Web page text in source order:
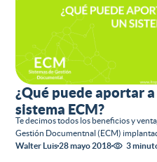
¿Qué puede aportar
sistema ECM?
Te decimos todos los beneficios y
Gestión Documentnal (ECM)
Walter Luis28 mayo 2018 3